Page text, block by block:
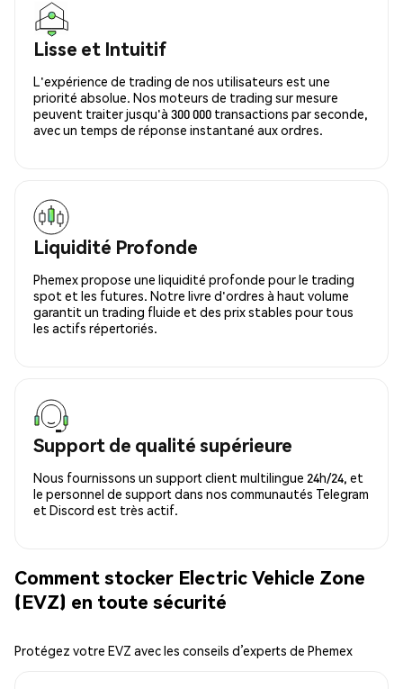
Lisse et Intuitif
L'expérience de trading de nos utilisateurs est une
priorité absolue. Nos moteurs de trading sur mesure
peuvent traiter jusqu'à 300 000 transactions par seconde,
avec un temps de réponse instantané aux ordres.
Liquidité Profonde
Phemex propose une liquidité profonde pour le trading
spot et les futures. Notre livre d'ordres à haut volume
garantit un trading fluide et des prix stables pour tous
les actifs répertoriés.
Support de qualité supérieure
Nous fournissons un support client multilingue 24h/24, et
le personnel de support dans nos communautés Telegram
et Discord est très actif.
Comment stocker Electric Vehicle Zone
(EVZ) en toute sécurité
Protégez votre EVZ avec les conseils d’experts de Phemex